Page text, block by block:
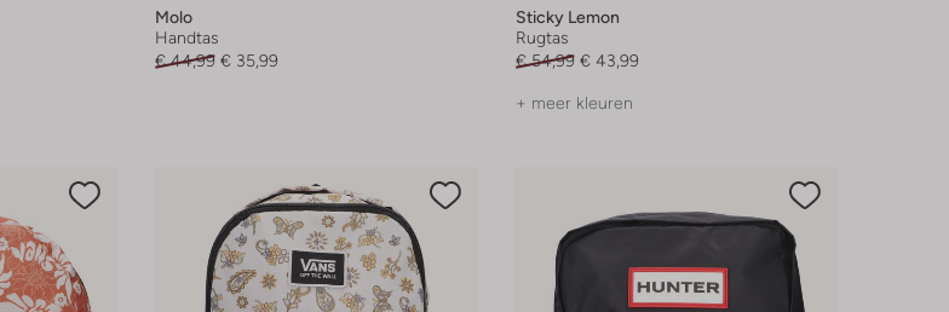
Molo
Handtas
€ 44,99 € 35,99
Sticky Lemon
Rugtas
€ 54,99 € 43,99
+ meer kleuren